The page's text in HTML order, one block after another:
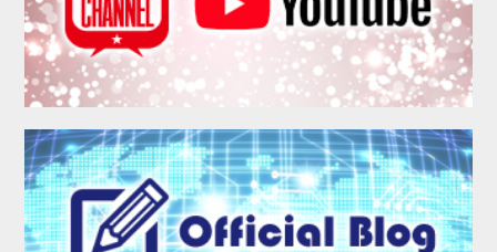
MEMBER